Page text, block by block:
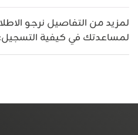
لمزيد من التفاصيل نرجو
لمساعدتك في كيفية